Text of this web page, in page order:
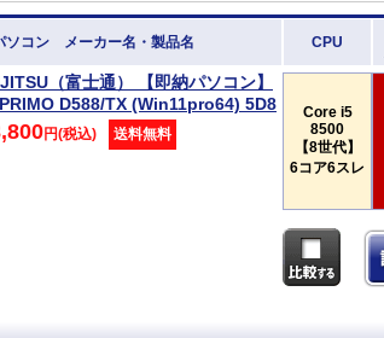
ソコン メーカー名・製品名 CPU
（富士通） 【即納パソコン】
D588/TX (Win11pro64) 5D8
円(税込) 送料無料
Core i5
8500
【8世代】
6コア6スレ